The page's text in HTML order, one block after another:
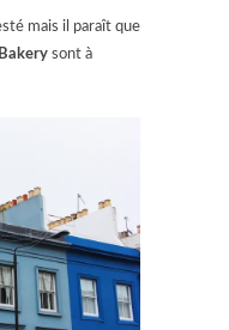
mais il paraît que
sont à